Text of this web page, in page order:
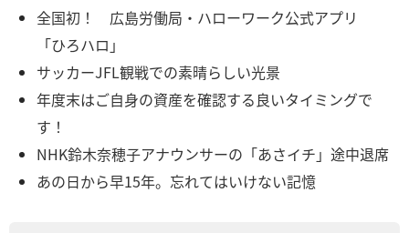
全国初！ 広島労働局・ハローワーク公式アプリ
「ひろハロ」
サッカーJFL観戦での素晴らしい光景
年度末はご自身の資産を確認する良いタイミングで
す！
NHK鈴木奈穂子アナウンサーの「あさイチ」途中退席
あの日から早15年。忘れてはいけない記憶